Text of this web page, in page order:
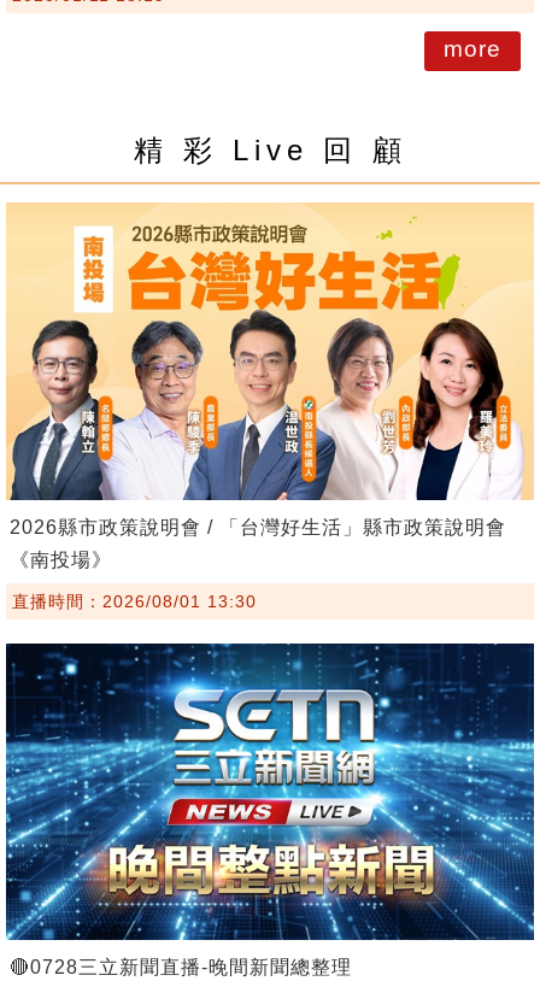
more
精 彩 Live 回 顧
2026縣市政策說明會 / 「台灣好生活」縣市政策說明會
《南投場》
直播時間：2026/08/01 13:30
🔴0728三立新聞直播-晚間新聞總整理